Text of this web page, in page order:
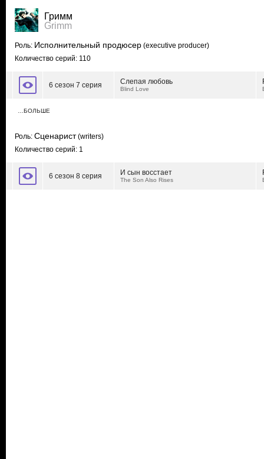
Гримм
Grimm
Роль: Исполнительный продюсер (executive producer)
Количество серий: 110
6 сезон 7 серия Слепая любовь
Blind Love
…БОЛЬШЕ
Роль: Сценарист(writers)
Количество серий: 1
6 сезон 8 серия И сын восстает
The Son Also Rises